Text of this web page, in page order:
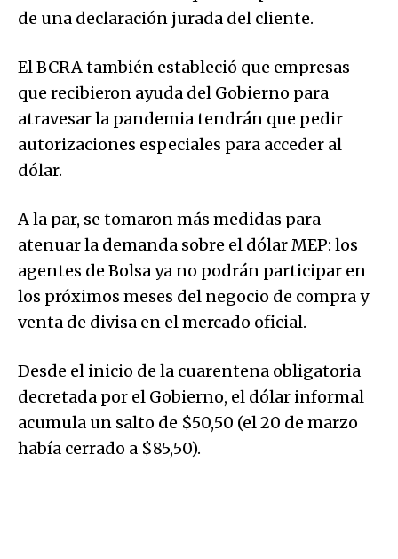
de una declaración jurada del cliente.
El BCRA también estableció que empresas
que recibieron ayuda del Gobierno para
atravesar la pandemia tendrán que pedir
autorizaciones especiales para acceder al
dólar.
A la par, se tomaron más medidas para
atenuar la demanda sobre el dólar MEP: los
agentes de Bolsa ya no podrán participar en
los próximos meses del negocio de compra y
venta de divisa en el mercado oficial.
Desde el inicio de la cuarentena obligatoria
decretada por el Gobierno, el dólar informal
acumula un salto de $50,50 (el 20 de marzo
había cerrado a $85,50).